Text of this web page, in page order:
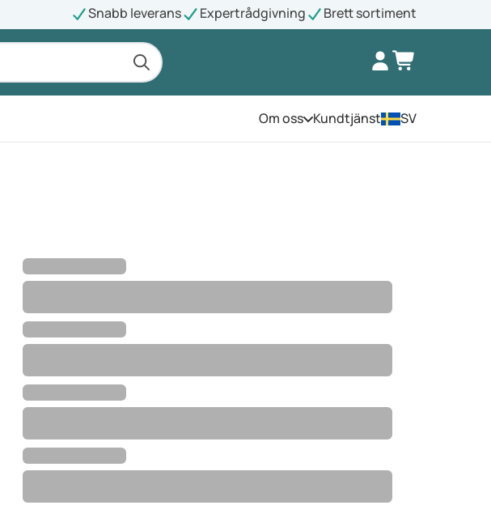
Snabb leverans Expertrådgivning Brett sortiment
Om ossÖppna menyn
Kundtjänst SV